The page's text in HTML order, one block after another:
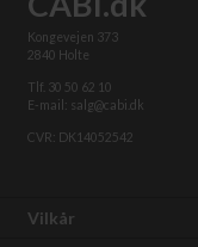
Kongevejen 373
2840 Holte
Tlf. 30 50 62 10
E-mail: salg@cabi.dk
CVR: DK14052542
Vilkår